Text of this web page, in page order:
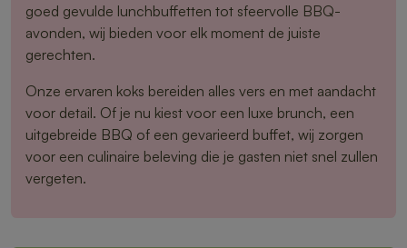
goed gevulde lunchbuffetten tot sfeervolle BBQ-
avonden, wij bieden voor elk moment de juiste
gerechten.
Onze ervaren koks bereiden alles vers en met aandacht
voor detail. Of je nu kiest voor een luxe brunch, een
uitgebreide BBQ of een gevarieerd buffet, wij zorgen
voor een culinaire beleving die je gasten niet snel zullen
vergeten.